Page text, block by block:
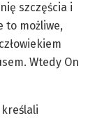
szczęścia i
to możliwe,
Wtedy On